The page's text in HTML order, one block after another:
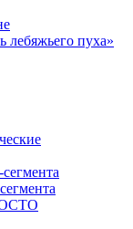
лебяжьего пуха»